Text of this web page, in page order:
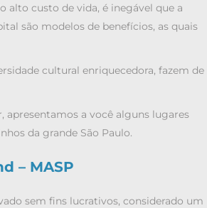
alto custo de vida, é inegável que a
são modelos de benefícios, as quais
cultural enriquecedora, fazem de
apresentamos a você alguns lugares
da grande São Paulo.
– MASP
sem fins lucrativos, considerado um